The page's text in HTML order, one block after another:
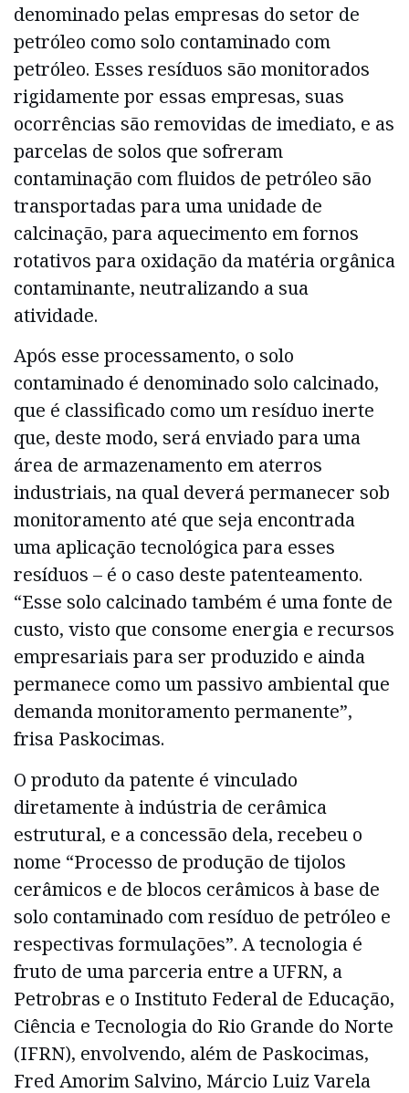
denominado pelas empresas do setor de
petróleo como solo contaminado com
petróleo. Esses resíduos são monitorados
rigidamente por essas empresas, suas
ocorrências são removidas de imediato, e as
parcelas de solos que sofreram
contaminação com fluidos de petróleo são
transportadas para uma unidade de
calcinação, para aquecimento em fornos
rotativos para oxidação da matéria orgânica
contaminante, neutralizando a sua
atividade.
Após esse processamento, o solo
contaminado é denominado solo calcinado,
que é classificado como um resíduo inerte
que, deste modo, será enviado para uma
área de armazenamento em aterros
industriais, na qual deverá permanecer sob
monitoramento até que seja encontrada
uma aplicação tecnológica para esses
resíduos – é o caso deste patenteamento.
“Esse solo calcinado também é uma fonte de
custo, visto que consome energia e recursos
empresariais para ser produzido e ainda
permanece como um passivo ambiental que
demanda monitoramento permanente”,
frisa Paskocimas.
O produto da patente é vinculado
diretamente à indústria de cerâmica
estrutural, e a concessão dela, recebeu o
nome “Processo de produção de tijolos
cerâmicos e de blocos cerâmicos à base de
solo contaminado com resíduo de petróleo e
respectivas formulações”. A tecnologia é
fruto de uma parceria entre a UFRN, a
Petrobras e o Instituto Federal de Educação,
Ciência e Tecnologia do Rio Grande do Norte
(IFRN), envolvendo, além de Paskocimas,
Fred Amorim Salvino, Márcio Luiz Varela